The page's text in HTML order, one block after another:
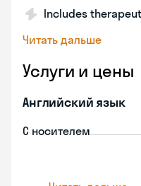
Includes
Читать дальше
Услуги и цены
Английский язык
С носителем